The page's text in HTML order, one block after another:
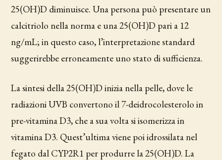
25(OH)D diminuisce. Una persona può presentare un
calcitriolo nella norma e una 25(OH)D pari a 12
ng/mL; in questo caso, l’interpretazione standard
suggerirebbe erroneamente uno stato di sufficienza.
La sintesi della 25(OH)D inizia nella pelle, dove le
radiazioni UVB convertono il 7-deidrocolesterolo in
pre-vitamina D3, che a sua volta si isomerizza in
vitamina D3. Quest’ultima viene poi idrossilata nel
fegato dal CYP2R1 per produrre la 25(OH)D. La